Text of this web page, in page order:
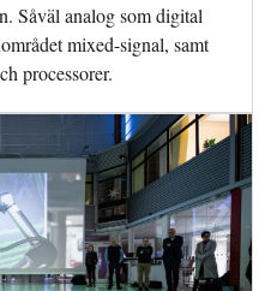
Såväl analog som digital
mixed-signal, samt
processorer.